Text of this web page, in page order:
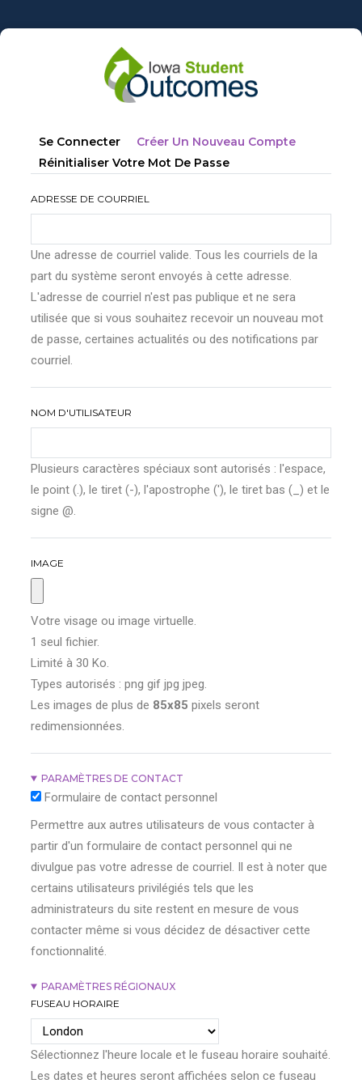
au
Onglets
principaux
Se Connecter Créer Un Nouveau Compte
Réinitialiser Votre Mot De Passe
ADRESSE DE COURRIEL
Une adresse de courriel valide. Tous les courriels de la
part du système seront envoyés à cette adresse.
L'adresse de courriel n'est pas publique et ne sera
utilisée que si vous souhaitez recevoir un nouveau mot
de passe, certaines actualités ou des notifications par
courriel.
NOM D'UTILISATEUR
Plusieurs caractères spéciaux sont autorisés : l'espace,
le point (.), le tiret (-), l'apostrophe ('), le tiret bas (_) et le
signe @.
IMAGE
Votre visage ou image virtuelle.
1 seul fichier.
Limité à 30 Ko.
Types autorisés : png gif jpg jpeg.
Les images de plus de 85x85 pixels seront
redimensionnées.
PARAMÈTRES DE CONTACT
Formulaire de contact personnel
Permettre aux autres utilisateurs de vous contacter à
partir d'un formulaire de contact personnel qui ne
divulgue pas votre adresse de courriel. Il est à noter que
certains utilisateurs privilégiés tels que les
administrateurs du site restent en mesure de vous
contacter même si vous décidez de désactiver cette
fonctionnalité.
PARAMÈTRES RÉGIONAUX
FUSEAU HORAIRE
Sélectionnez l'heure locale et le fuseau horaire souhaité.
Les dates et heures seront affichées selon ce fuseau